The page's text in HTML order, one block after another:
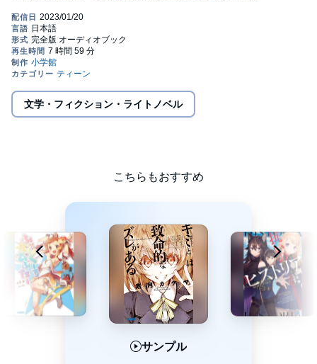
文学・フィクション・ライトノベル
こちらもおすすめ
サンプル